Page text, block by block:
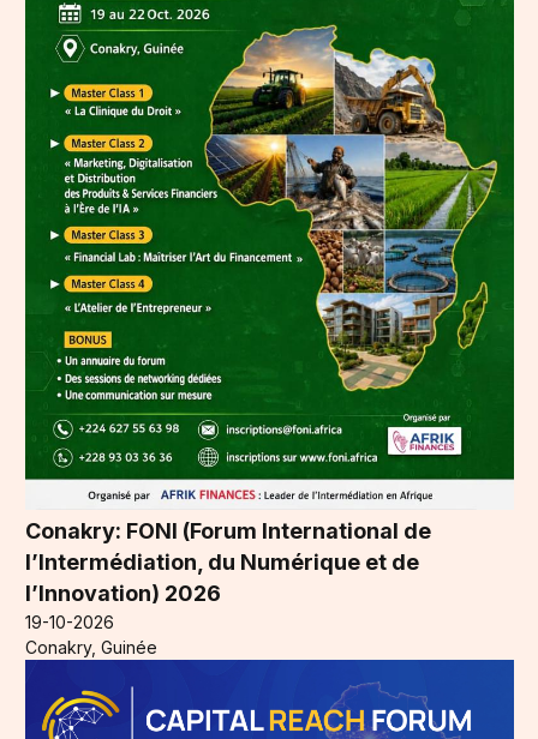
Conakry: FONI (Forum International de
l’Intermédiation, du Numérique et de
l’Innovation) 2026
19-10-2026
Conakry, Guinée